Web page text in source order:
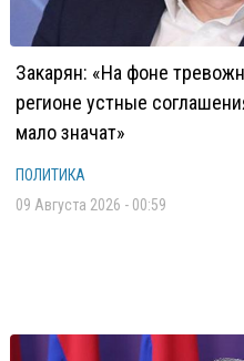
Закарян: «На фоне
регионе устные
мало значат»
ПОЛИТИКА
09 Августа 2026 - 00:59